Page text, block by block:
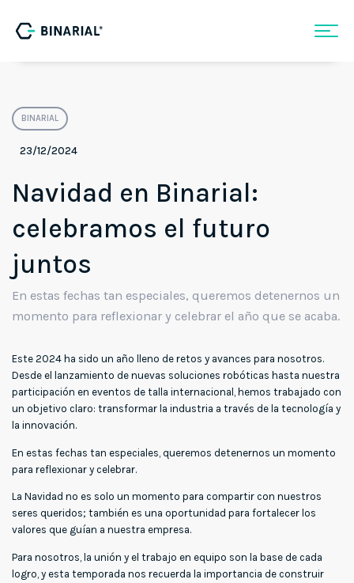
BINARIAL
23/12/2024
Navidad en Binarial:
celebramos el futuro
juntos
En estas fechas tan especiales, queremos detenernos un
momento para reflexionar y celebrar el año que se acaba.
Este 2024 ha sido un año lleno de retos y avances para nosotros.
Desde el lanzamiento de nuevas soluciones robóticas hasta nuestra
participación en eventos de talla internacional, hemos trabajado con
un objetivo claro: transformar la industria a través de la tecnología y
la innovación.
En estas fechas tan especiales, queremos detenernos un momento
para reflexionar y celebrar.
La Navidad no es solo un momento para compartir con nuestros
seres queridos; también es una oportunidad para fortalecer los
valores que guían a nuestra empresa.
Para nosotros, la unión y el trabajo en equipo son la base de cada
logro, y esta temporada nos recuerda la importancia de construir